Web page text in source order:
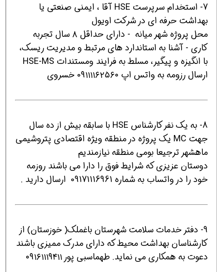
7- استخدام سرپرست HSE آقا ، ایمنی صنعتی یا
بهداشت حرفه ای در شرکت اویول
محل پروژه شهر میانه - دارای حداقل ۸ سال تجربه
کاری - آشنا به استاندارد های مرتبط و مدیریت ریسک،
با انگیزه و پیگیر، مسلط به فرایند ومستندات HSE-MS
ارسال رزومه به واتس اپ 0۹۱۱۱۱۶۲۵۶۰ خسروی
8- به یک نفر کارشناس HSE با سابقه بیش از ده سال
جهت MC یک پروژه در منطقه ویژه اقتصادی پتروشیمی
ماهشهر ترجیعا بومی منطقه نیازمندیم
دوستان عزیزی که شرایط فوق را دارا می باشند روزمه
خود را در واتساب به شماره 09171116961 ارسال دارید .
9- دفتر خدمات سلامت شهرستان باغملک( خوزستان) از
کارشناسان بهداشت محیط که دارای مدرک ممیزی باشند
دعوت به همکاری می نماید. طهماسبی پور ۰۹۱۶۱۱۱۹۴۱۱